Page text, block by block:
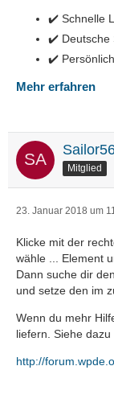
✔️ Schnelle
✔️ Deutsche
✔️
Mehr erfahren
Mitglied
23. Januar 2018 um
Klicke mit der
wähle ... Element
Dann suche dir
und setze den im
Wenn du mehr
liefern. Siehe dazu
http://